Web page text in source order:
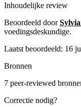
Inhoudelijke review
Beoordeeld door
voedingsdeskundige.
Laatst beoordeeld: 16
Bronnen
7 peer-reviewed
Correctie nodig?